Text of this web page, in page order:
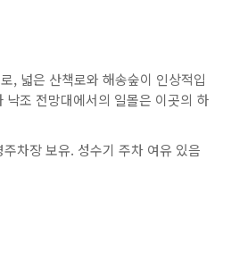
, 넓은 산책로와 해송숲이 인상적입
낙조 전망대에서의 일몰은 이곳의 하
차장 보유. 성수기 주차 여유 있음